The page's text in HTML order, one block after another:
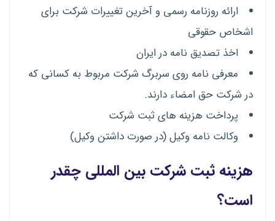
ارائه روزنامه رسمی و آخرین تغییرات شرکت برای
اشخاص حقوقی
اخذ تصدیق نامه در ایران
معرفی نامه روی سربرگ شرکت مربوط به کسانی که
در شرکت حق امضاء دارند.
پرداخت هزینه های ثبت شرکت
وکالت نامه وکیل (در صورت داشتن وکیل)
هزینه ثبت شرکت بین المللی چقدر
است؟